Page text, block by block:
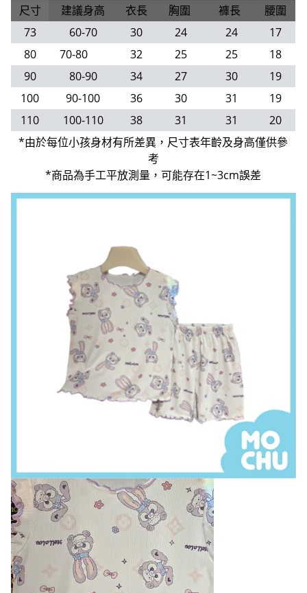
尺寸 建議身高 衣長 胸圍 褲長
腰圍
73
60-70 30 24 24
17
80
70-80 32 25 25
18
90
80-90 34 27 30
19
100
90-100 36 30 31
19
110
100-110 38 31 31
20
*由於每位小孩身材有所差異，尺寸表年齡及身高僅供參
考
*商品為手工平放測量，可能存在1~3cm誤差